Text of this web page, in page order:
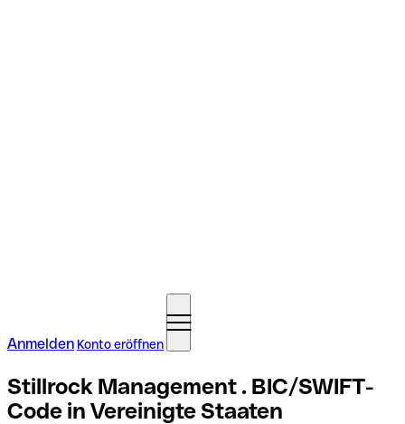
Anmelden Konto eröffnen
Stillrock Management . BIC/SWIFT-
Code in Vereinigte Staaten